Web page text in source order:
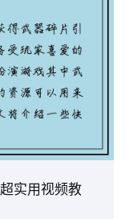
实用视频教